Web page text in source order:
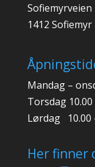
Sofiemyrveien
1412 Sofiemyr
Mandag –
Torsdag 10.00
Lørdag 10.00
Her finner